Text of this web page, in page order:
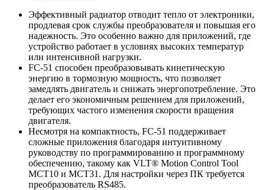
Эффективный радиатор отводит тепло от электроники,
продлевая срок службы преобразователя и повышая его
надежность. Это особенно важно для приложений, где
устройство работает в условиях высоких температур
или интенсивной нагрузки.
FC-51 способен преобразовывать кинетическую
энергию в тормозную мощность, что позволяет
замедлять двигатель и снижать энергопотребление. Это
делает его экономичным решением для приложений,
требующих частого изменения скорости вращения
двигателя.
Несмотря на компактность, FC-51 поддерживает
сложные приложения благодаря интуитивному
руководству по программированию и программному
обеспечению, такому как VLT® Motion Control Tool
MCT10 и MCT31. Для настройки через ПК требуется
преобразователь RS485.